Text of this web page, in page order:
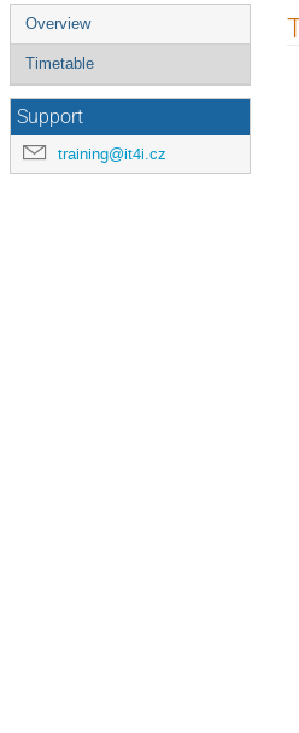
Event
menu
Overview
Timetable
Support
training@it4i.cz